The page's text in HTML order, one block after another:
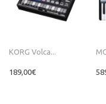
KORG Volca...
189,00€